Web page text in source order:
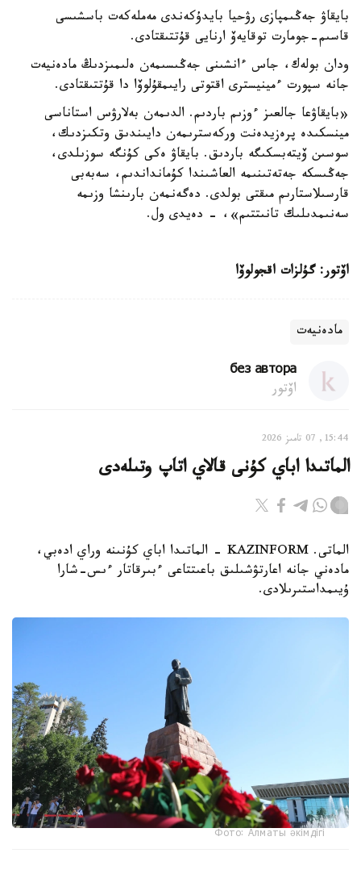
بايقاۋ جەڭىمپازى رۋحيا بايدۇكەندى مەملەكەت باسشىسى
قاسىم-جومارت توقايەۆ ارنايى قۇتتىقتادى.
ودان بولەك، جاس ءانشىنى جەڭىسىمەن ەلىمىزدىڭ مادەنيەت
جانە سپورت ءمينيسترى اقتوتى رايىمقۇلوۆا دا قۇتتىقتادى.
«بايقاۋعا جالعىز ءوزىم باردىم. الدىمەن بەلارۋس استاناسى
مينسكىدە پرەزيدەنت وركەسترىمەن دايىندىق وتكىزدىك،
سوسىن ۆيتەبسكىگە باردىق. بايقاۋ ەكى كۇنگە سوزىلدى،
جەڭىسكە جەتەتىنىمە العاشىندا كۇمانداندىم، سەبەبى
قارسىلاستارىم مىقتى بولدى. دەگەنمەن بارىنشا وزىمە
سەنىمدىلىك تانىتتىم»، - دەيدى ول.
اۆتور: گۇلزات اقجولوۆا
مادەنيەت
без автора
اۆتور
15:44, 07 تامىز 2026
الماتىدا اباي كۇنى قالاي اتاپ وتىلەدى
الماتى. KAZINFORM - الماتىدا اباي كۇنىنە وراي ادەبي،
مادەني جانە اعارتۋشىلىق باعىتتاعى ءبىرقاتار ءىس-شارا
ۇيىمداستىرىلادى.
Фото: Алматы әкімдігі